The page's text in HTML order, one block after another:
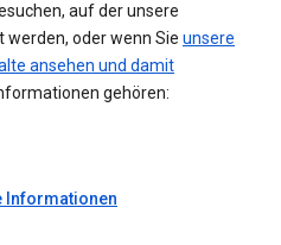
auf der unsere
oder wenn Sie unsere
ansehen und damit
gehören:
Informationen